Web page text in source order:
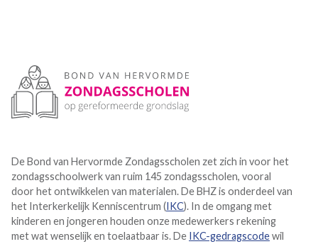
De Bond van Hervormde Zondagsscholen zet zich in voor het
zondagsschoolwerk van ruim 145 zondagsscholen, vooral
door het ontwikkelen van materialen. De BHZ is onderdeel van
het Interkerkelijk Kenniscentrum (IKC). In de omgang met
kinderen en jongeren houden onze medewerkers rekening
met wat wenselijk en toelaatbaar is. De IKC-gedragscodewil